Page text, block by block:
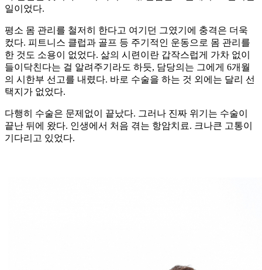
일이었다.
평소 몸 관리를 철저히 한다고 여기던 그였기에 충격은 더욱
컸다. 피트니스 클럽과 골프 등 주기적인 운동으로 몸 관리를
한 것도 소용이 없었다. 삶의 시련이란 갑작스럽게 가차 없이
들이닥친다는 걸 알려주기라도 하듯, 담당의는 그에게 6개월
의 시한부 선고를 내렸다. 바로 수술을 하는 것 외에는 달리 선
택지가 없었다.
다행히 수술은 문제없이 끝났다. 그러나 진짜 위기는 수술이
끝난 뒤에 왔다. 인생에서 처음 겪는 항암치료. 크나큰 고통이
기다리고 있었다.